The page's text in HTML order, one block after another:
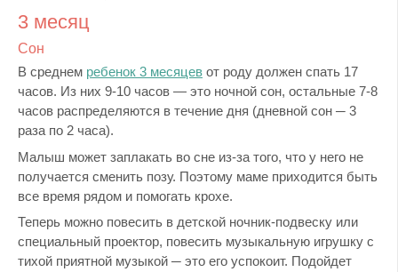
3 месяц
Сон
В среднем ребенок 3 месяцев от роду должен спать 17
часов. Из них 9-10 часов — это ночной сон, остальные 7-8
часов распределяются в течение дня (дневной сон ─ 3
раза по 2 часа).
Малыш может заплакать во сне из-за того, что у него не
получается сменить позу. Поэтому маме приходится быть
все время рядом и помогать крохе.
Теперь можно повесить в детской ночник-подвеску или
специальный проектор, повесить музыкальную игрушку с
тихой приятной музыкой ─ это его успокоит. Подойдет